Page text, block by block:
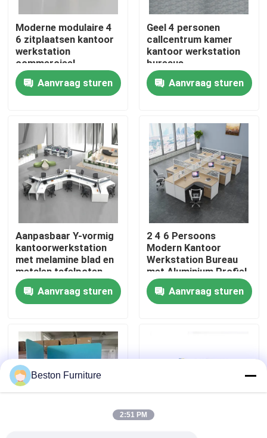
Thuis
Producten
Over ons
Kwaliteitscontrole
Neem contact met ons op
Gevallen
Blog
Moderne modulaire 4
6 zitplaatsen kantoor
werkstation
commercieel
personeel kantoor
bureau met privacy
scherm
Aanvraag sturen
Geel 4 personen
callcentrum kamer
kantoor werkstation
bureaus
Aanvraag sturen
Aanpasbaar Y-vormig
kantoorwerkstation
met melamine blad en
metalen tafelpoten
Aanvraag sturen
2 4 6 Persoons
Modern Kantoor
Werkstation Bureau
met Aluminium Profiel
Stof Materiaal en
30mm Dik Paneel
Aanvraag sturen
Beston Furniture
2:51 PM